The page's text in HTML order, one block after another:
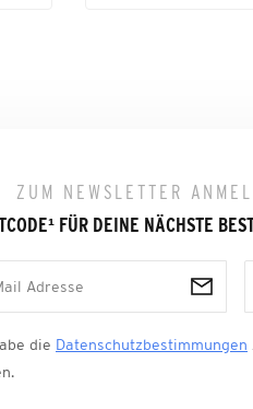
ZUM NEWSLETTER
¹FÜR DEINE NÄCHSTE
die Datenschutzbestimmungen